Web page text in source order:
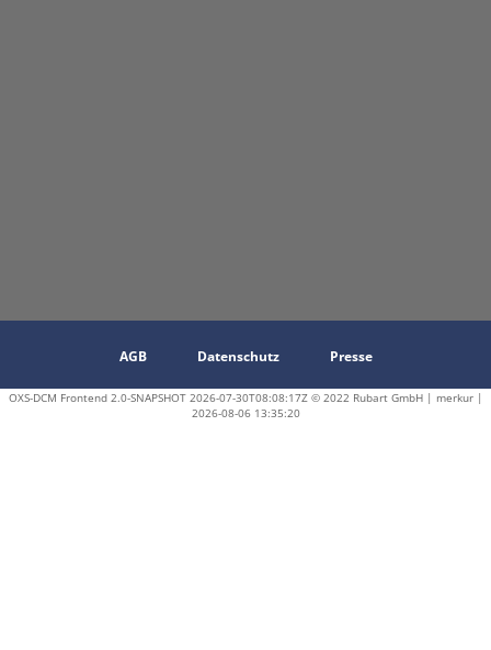
AGB Datenschutz Presse
OXS-DCM Frontend 2.0-SNAPSHOT 2026-07-30T08:08:17Z © 2022 Rubart GmbH | merkur |
2026-08-06 13:35:20